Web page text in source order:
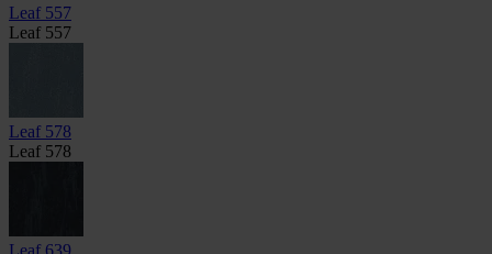
Leaf 557
Leaf 557
Leaf 578
Leaf 578